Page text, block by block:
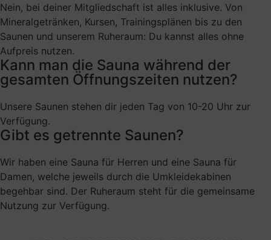
Nein, bei deiner Mitgliedschaft ist alles inklusive. Von
Mineralgetränken, Kursen, Trainingsplänen bis zu den
Saunen und unserem Ruheraum: Du kannst alles ohne
Aufpreis nutzen.
Kann man die Sauna während der
gesamten Öffnungszeiten nutzen?
Unsere Saunen stehen dir jeden Tag von 10-20 Uhr zur
Verfügung.
Gibt es getrennte Saunen?
Wir haben eine Sauna für Herren und eine Sauna für
Damen, welche jeweils durch die Umkleidekabinen
begehbar sind. Der Ruheraum steht für die gemeinsame
Nutzung zur Verfügung.